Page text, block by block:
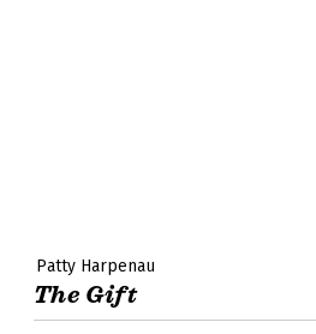
Patty Harpenau
The Gift